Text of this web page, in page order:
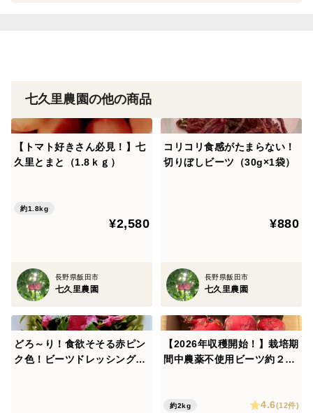
七久里農園の他の商品
【トマト好きさん必見！】七
久里とまと（1.8ｋｇ）
約1.8kg
¥2,580
長野県飯田市
七久里農園
コリコリ食感がたまらない！
切りぼしビーツ（30g×1袋）
¥880
長野県飯田市
七久里農園
どろ～り！食欲そそる赤ピン
ク色！ビーツドレッシング
【2026年収穫開始！】栽培期
間中農薬不使用ビーツ約２ｋ
約2kg 4.6(12件)